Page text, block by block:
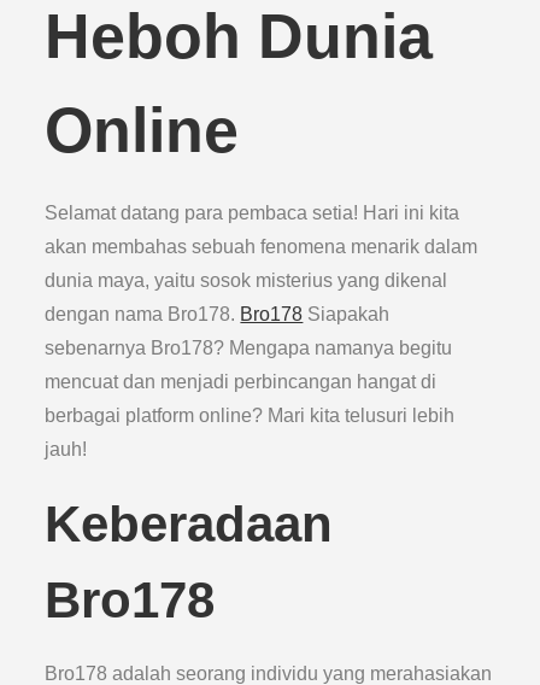
Heboh Dunia
Online
Selamat datang para pembaca setia! Hari ini kita
akan membahas sebuah fenomena menarik dalam
dunia maya, yaitu sosok misterius yang dikenal
dengan nama Bro178. Bro178 Siapakah
sebenarnya Bro178? Mengapa namanya begitu
mencuat dan menjadi perbincangan hangat di
berbagai platform online? Mari kita telusuri lebih
jauh!
Keberadaan
Bro178
Bro178 adalah seorang individu yang merahasiakan